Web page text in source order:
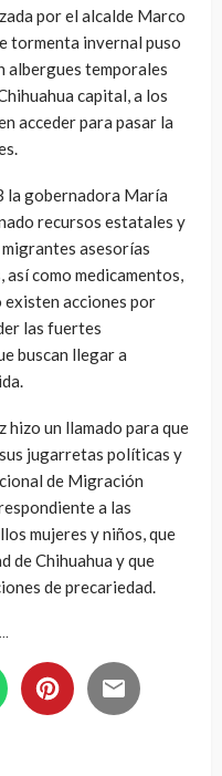
por el alcalde Marco
tormenta invernal puso
albergues temporales
capital, a los
acceder para pasar la
la gobernadora María
recursos estatales y
asesorías
como medicamentos,
existen acciones por
las fuertes
buscan llegar a
un llamado para que
jugarretas políticas y
de Migración
a las
mujeres y niños, que
de Chihuahua y que
de precariedad.